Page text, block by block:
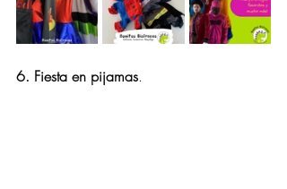
6. Fiesta en pijamas.